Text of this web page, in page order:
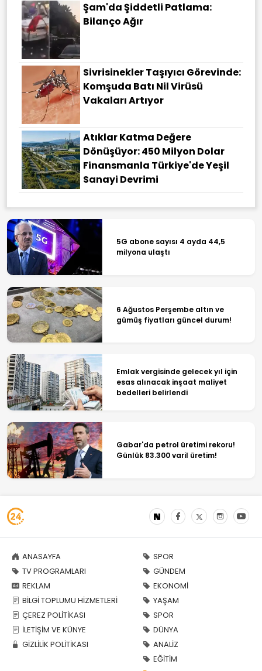
Şam'da Şiddetli Patlama:
Bilanço Ağır
Sivrisinekler Taşıyıcı Görevinde:
Komşuda Batı Nil Virüsü
Vakaları Artıyor
Atıklar Katma Değere
Dönüşüyor: 450 Milyon Dolar
Finansmanla Türkiye'de Yeşil
Sanayi Devrimi
5G abone sayısı 4 ayda 44,5
milyona ulaştı
6 Ağustos Perşembe altın ve
gümüş fiyatları güncel durum!
Emlak vergisinde gelecek yıl için
esas alınacak inşaat maliyet
bedelleri belirlendi
Gabar'da petrol üretimi rekoru!
Günlük 83.300 varil üretim!
ANASAYFA
TV PROGRAMLARI
REKLAM
BİLGİ TOPLUMU HİZMETLERİ
ÇEREZ POLİTİKASI
İLETİŞİM VE KÜNYE
GİZLİLİK POLİTİKASI
SPOR
GÜNDEM
EKONOMİ
YAŞAM
SPOR
DÜNYA
ANALİZ
EĞİTİM